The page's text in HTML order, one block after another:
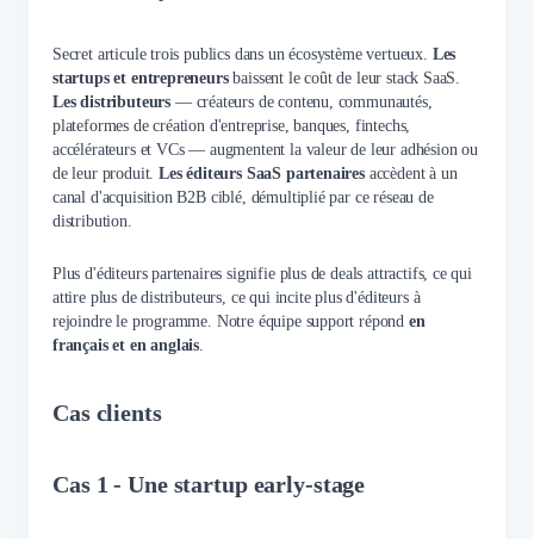
Secret articule trois publics dans un écosystème vertueux. Les
startups et entrepreneursbaissent le coût de leur stack SaaS.
Les distributeurs — créateurs de contenu, communautés,
plateformes de création d'entreprise, banques, fintechs,
accélérateurs et VCs — augmentent la valeur de leur adhésion ou
de leur produit.Les éditeurs SaaS partenairesaccèdent à un
canal d'acquisition B2B ciblé, démultiplié par ce réseau de
distribution.
Plus d'éditeurs partenaires signifie plus de deals attractifs, ce qui
attire plus de distributeurs, ce qui incite plus d'éditeurs à
rejoindre le programme. Notre équipe support répond en
français et en anglais
Cas clients
Cas 1 - Une startup early-stage